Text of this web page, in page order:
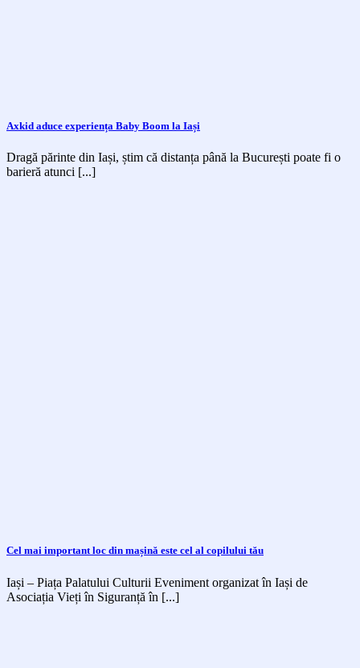
Axkid aduce experiența Baby Boom la Iași
Dragă părinte din Iași, știm că distanța până la București poate fi o
barieră atunci [...]
Cel mai important loc din mașină este cel al copilului tău
Iași – Piața Palatului Culturii Eveniment organizat în Iași de
Asociația Vieți în Siguranță în [...]